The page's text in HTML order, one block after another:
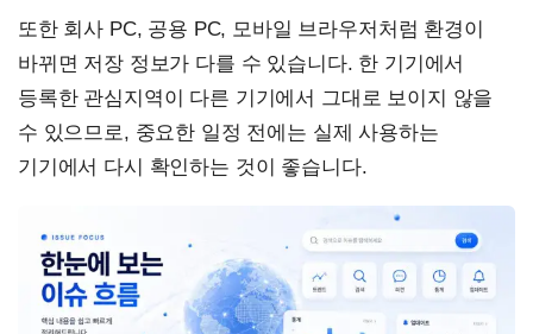
또한 회사 PC, 공용 PC, 모바일 브라우저처럼 환경이
바뀌면 저장 정보가 다를 수 있습니다. 한 기기에서
등록한 관심지역이 다른 기기에서 그대로 보이지 않을
수 있으므로, 중요한 일정 전에는 실제 사용하는
기기에서 다시 확인하는 것이 좋습니다.